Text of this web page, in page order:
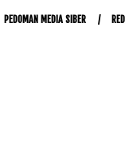
PEDOMAN MEDIA SIBER